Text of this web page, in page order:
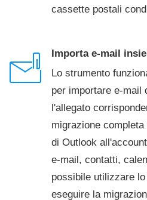
cassette postali
Importa e-mail
Lo strumento
per importare e-mail
l'allegato
migrazione
di Outlook
e-mail, contatti,
possibile utilizzare
eseguire la